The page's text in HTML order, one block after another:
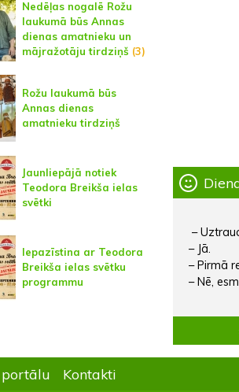
Nedēļas nogalē Rožu
laukumā būs Annas
dienas amatnieku un
mājražotāju tirdziņš (3)
Rožu laukumā būs
Annas dienas
amatnieku tirdziņš
Jaunliepājā notiek
Teodora Breikša ielas
svētki
Iepazīstina ar Teodora
Breikša ielas svētku
programmu
–
– Jā.
– Pirmā
– Nē,
Kontakti